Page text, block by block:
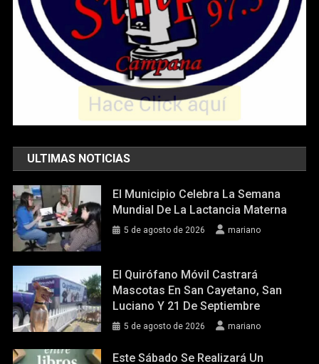
ULTIMAS NOTICIAS
El Municipio Celebra La Semana
Mundial De La Lactancia Materna
5 de agosto de 2026 mariano
El Quirófano Móvil Castrará
Mascotas En San Cayetano, San
Luciano Y 21 De Septiembre
5 de agosto de 2026 mariano
Este Sábado Se Realizará Un